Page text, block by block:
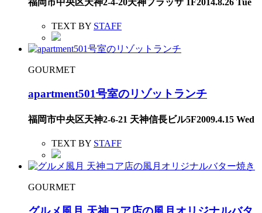
TEXT BY STAFF
GOURMET
apartment501号室のリゾットランチ
福岡市中央区天神2-6-21 天神信長ビル5F2009.4.15 Wed
TEXT BY STAFF
GOURMET